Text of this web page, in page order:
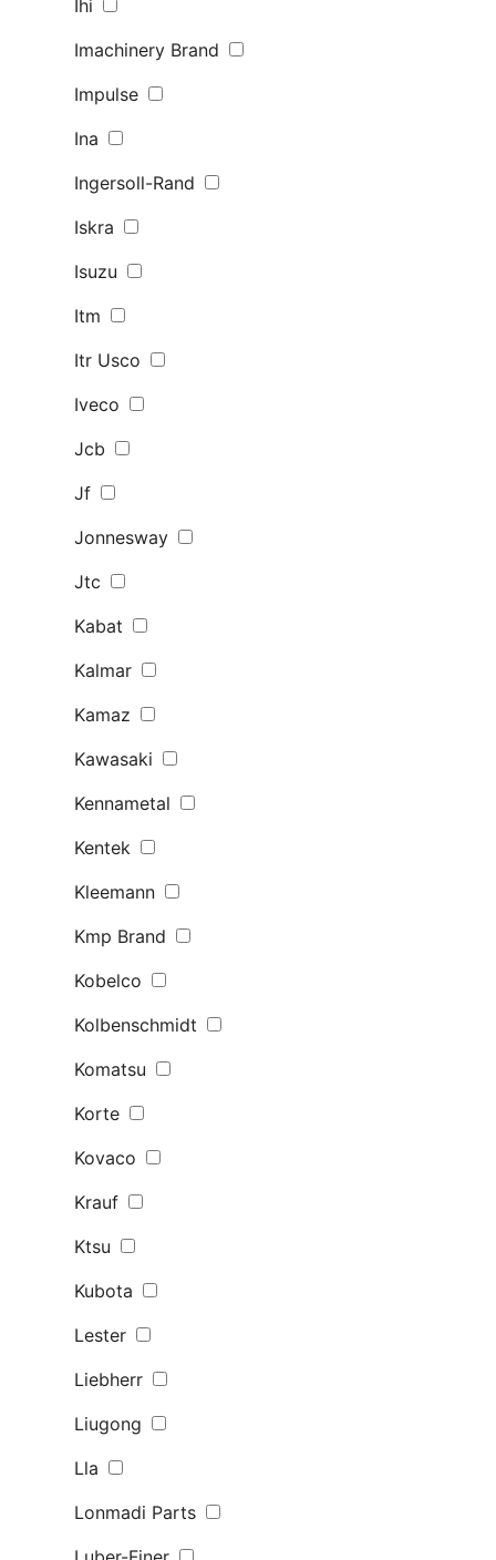
Ihi
Imachinery Brand
Impulse
Ina
Ingersoll-Rand
Iskra
Isuzu
Itm
Itr Usco
Iveco
Jcb
Jf
Jonnesway
Jtc
Kabat
Kalmar
Kamaz
Kawasaki
Kennametal
Kentek
Kleemann
Kmp Brand
Kobelco
Kolbenschmidt
Komatsu
Korte
Kovaco
Krauf
Ktsu
Kubota
Lester
Liebherr
Liugong
Lla
Lonmadi Parts